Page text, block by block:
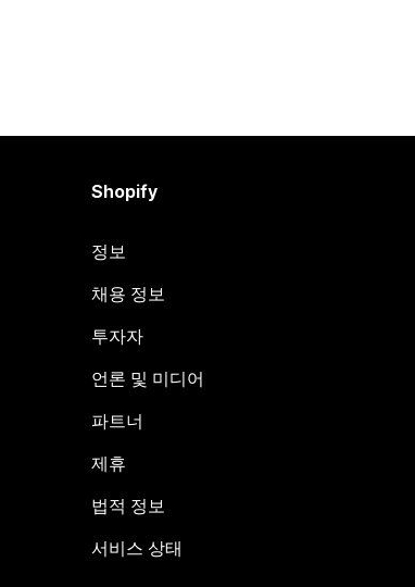
Shopify
정보
채용 정보
투자자
언론 및 미디어
파트너
제휴
법적 정보
서비스 상태